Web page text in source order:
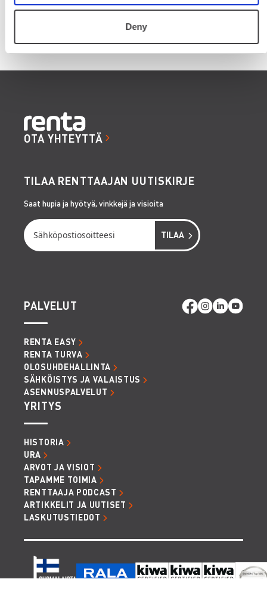
Deny
OTA YHTEYTTÄ
TILAA RENTTAAJAN UUTISKIRJE
Saat hupia ja hyötyä, vinkkejä ja visioita
PALVELUT
RENTA EASY
RENTA TURVA
OLOSUHDEHALLINTA
SÄHKÖISTYS JA VALAISTUS
ASENNUSPALVELUT
YRITYS
HISTORIA
URA
ARVOT JA VISIOT
TAPAMME TOIMIA
RENTTAAJA PODCAST
ARTIKKELIT JA UUTISET
LASKUTUSTIEDOT